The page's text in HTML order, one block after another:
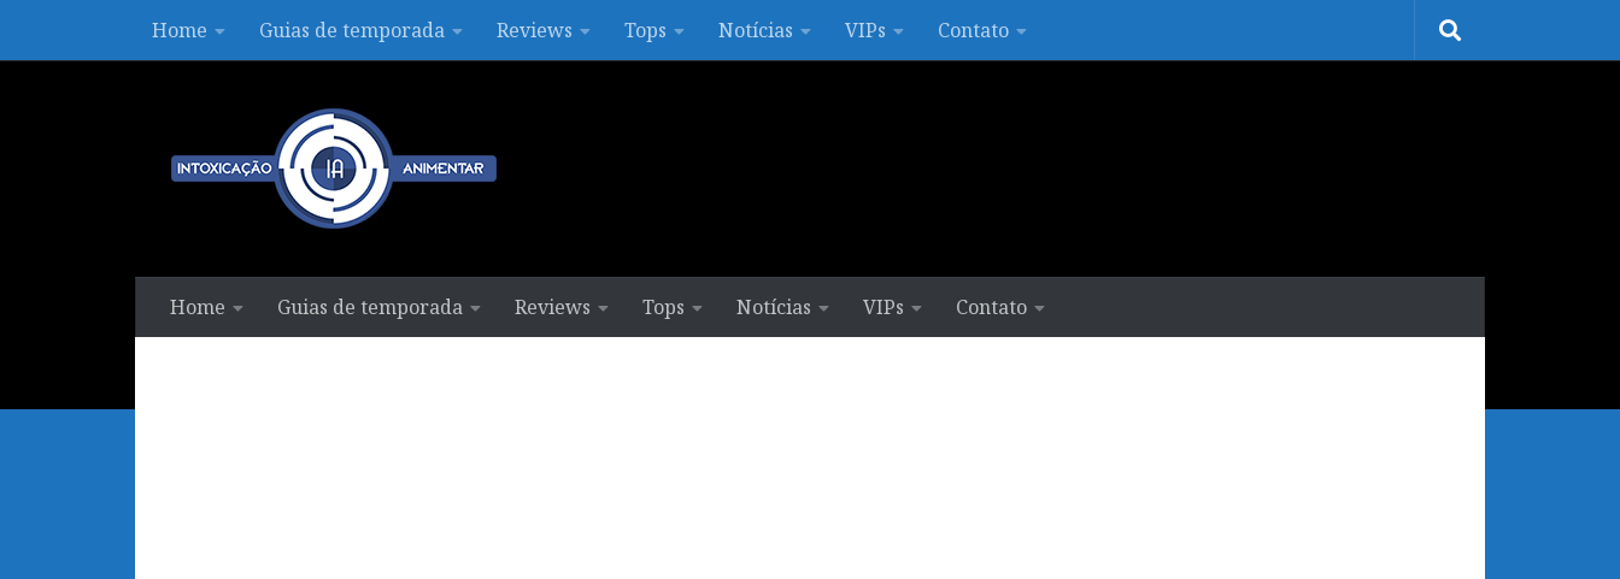
Skip to contentHome Guias de temporada Reviews Tops Notícias VIPs Contato
Home Guias de temporada Reviews Tops Notícias VIPs Contato